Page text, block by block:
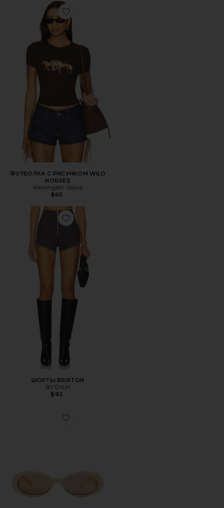
Favorite ФУТБОЛКА С РИСУНКОМ WILD HORSES
ФУТБОЛКА С РИСУНКОМ WILD
HORSES
Remington Stone
$65
Favorite ШОРТЫ BRIXTON
ШОРТЫ BRIXTON
BY.DYLN
$92
Favorite СОЛНЦЕЗАЩИТНЫЕ ОЧКИ WORK IT!